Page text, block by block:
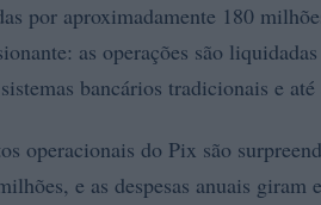
por aproximadamente 180
as operações são
bancários tradicionais e até
operacionais do Pix são
e as despesas anuais